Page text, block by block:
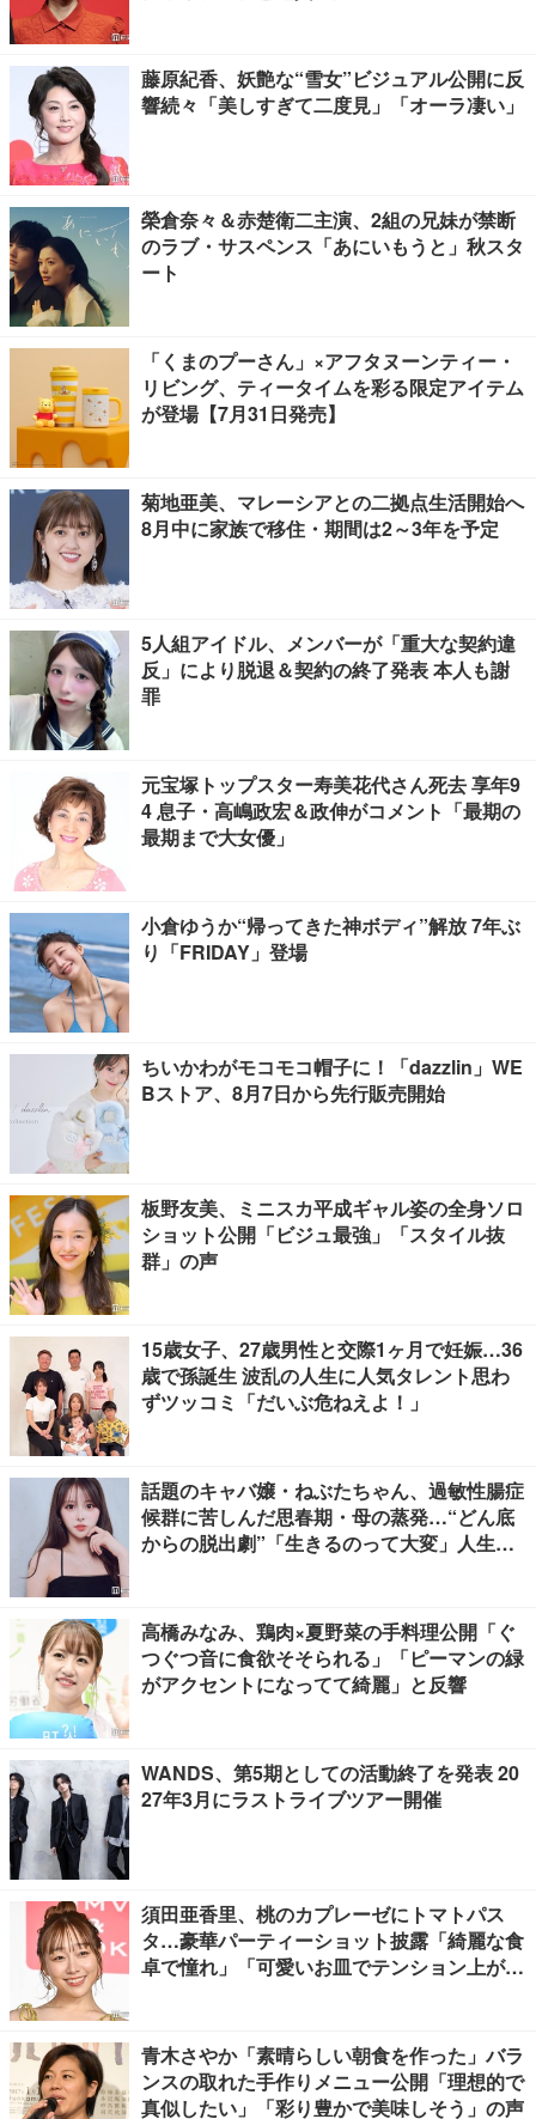
藤原紀香、妖艶な“雪女”ビジュアル公開に反
響続々「美しすぎて二度見」「オーラ凄い」
榮倉奈々＆赤楚衛二主演、2組の兄妹が禁断
のラブ・サスペンス「あにいもうと」秋スタ
ート
「くまのプーさん」×アフタヌーンティー・
リビング、ティータイムを彩る限定アイテム
が登場【7月31日発売】
菊地亜美、マレーシアとの二拠点生活開始へ
8月中に家族で移住・期間は2～3年を予定
5人組アイドル、メンバーが「重大な契約違
反」により脱退＆契約の終了発表 本人も謝
罪
元宝塚トップスター寿美花代さん死去 享年9
4 息子・高嶋政宏＆政伸がコメント「最期の
最期まで大女優」
小倉ゆうか“帰ってきた神ボディ”解放 7年ぶ
り「FRIDAY」登場
ちいかわがモコモコ帽子に！「dazzlin」WE
Bストア、8月7日から先行販売開始
板野友美、ミニスカ平成ギャル姿の全身ソロ
ショット公開「ビジュ最強」「スタイル抜
群」の声
15歳女子、27歳男性と交際1ヶ月で妊娠…36
歳で孫誕生 波乱の人生に人気タレント思わ
ずツッコミ「だいぶ危ねえよ！」
話題のキャバ嬢・ねぶたちゃん、過敏性腸症
候群に苦しんだ思春期・母の蒸発…“どん底
からの脱出劇”「生きるのって大変」人生変
高橋みなみ、鶏肉×夏野菜の手料理公開「ぐ
つぐつ音に食欲そそられる」「ピーマンの緑
がアクセントになってて綺麗」と反響
WANDS、第5期としての活動終了を発表 20
27年3月にラストライブツアー開催
須田亜香里、桃のカプレーゼにトマトパス
タ…豪華パーティーショット披露「綺麗な食
卓で憧れ」「可愛いお皿でテンション上が
青木さやか「素晴らしい朝食を作った」バラ
ンスの取れた手作りメニュー公開「理想的で
真似したい」「彩り豊かで美味しそう」の声